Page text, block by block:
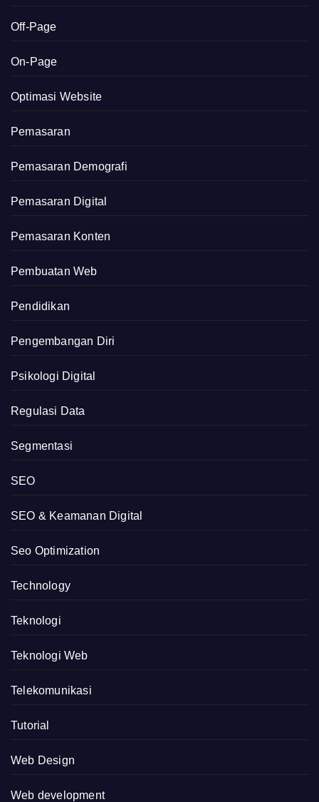
Off-Page
On-Page
Optimasi Website
Pemasaran
Pemasaran Demografi
Pemasaran Digital
Pemasaran Konten
Pembuatan Web
Pendidikan
Pengembangan Diri
Psikologi Digital
Regulasi Data
Segmentasi
SEO
SEO & Keamanan Digital
Seo Optimization
Technology
Teknologi
Teknologi Web
Telekomunikasi
Tutorial
Web Design
Web development